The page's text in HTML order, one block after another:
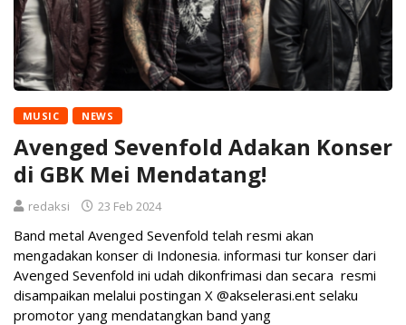
MUSIC NEWS
Avenged Sevenfold Adakan Konser
di GBK Mei Mendatang!
redaksi 23 Feb 2024
Band metal Avenged Sevenfold telah resmi akan
mengadakan konser di Indonesia. informasi tur konser dari
Avenged Sevenfold ini udah dikonfrimasi dan secara resmi
disampaikan melalui postingan X @akselerasi.ent selaku
promotor yang mendatangkan band yang